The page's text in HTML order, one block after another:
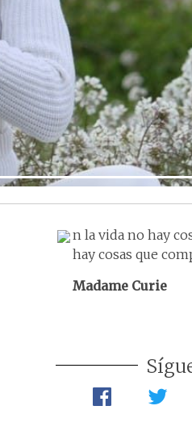
n la vida no hay
hay cosas que
Madame Curie